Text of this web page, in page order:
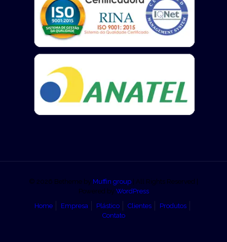
© 2026 Betheme by Muffin group | All Rights Reserved |
Powered by WordPress
Home
Empresa Plástico Clientes
Produtos
Contato